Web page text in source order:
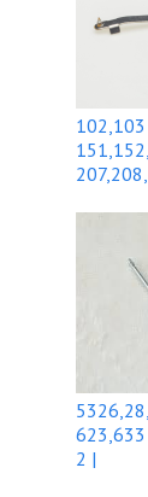
102,103
623,633
2 |